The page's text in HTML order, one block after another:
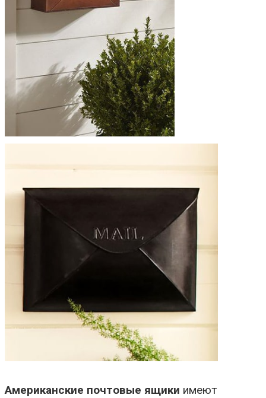
Американские почтовые ящики имеют